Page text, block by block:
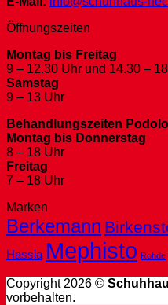
Öffnungszeiten
Montag bis Freitag
9 – 12.30 Uhr und 14.30 –
Samstag
9 – 13 Uhr
Behandlungszeiten
Montag bis Donnerstag
8 – 18 Uhr
Freitag
7 – 18 Uhr
Marken
Berkemann
Hassia Mephisto Rohde
Copyright 2026 ©
vorbehalten.